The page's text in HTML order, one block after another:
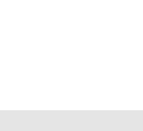
être légèrement différente de la couleur réelle, pour la